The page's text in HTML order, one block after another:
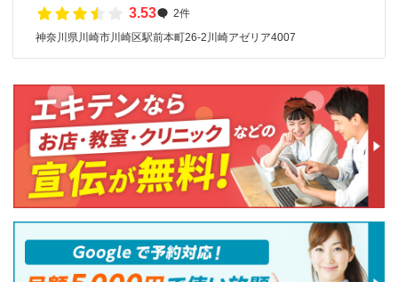
3.53
2件
神奈川県川崎市川崎区駅前本町26-2川崎アゼリア4007